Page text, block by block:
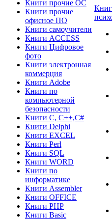
Книги прочие ОС
Книги прочие
офисное ПО
Книги самоучители
Книги ACCESS
Книги Цифровое
фото
Книги электронная
коммерция
Книги Adobe
Книги по
компьютерной
безопасности
Книги C, C++,С#
Книги Delphi
Книги EXCEL
Книги Perl
Книги SQL
Книги WORD
Книги по
информатике
Книги Assembler
Книги OFFICE
Книги PHP
Книги Basic